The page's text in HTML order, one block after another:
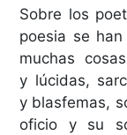
Sobre los
poesia se
muchas
y lúcidas,
y blasfemas,
oficio y su